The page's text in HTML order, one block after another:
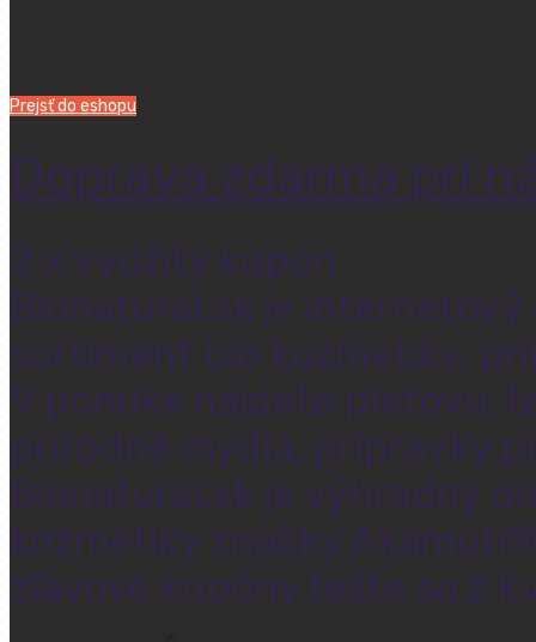
Prejsť do eshopu
Doprava zdarma pri
2 x využitý kupón
Bionatural.sk je
sortiment bio kozmetiky,
V ponuke nájdete pleťovú,
prírodné mydlá, prípravky
Bionatural.sk je výhradný
kozmetiky značky
zľavové kupóny tešte sa z